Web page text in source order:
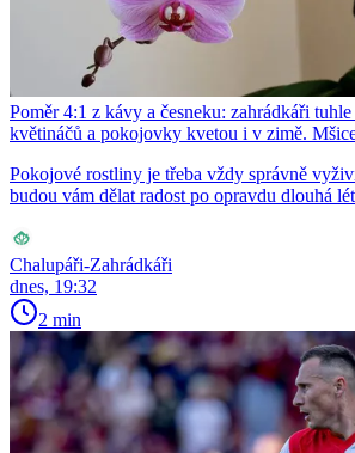
Poměr 4:1 z kávy a česneku: zahrádkáři
květináčů a pokojovky kvetou i v zimě.
Pokojové rostliny je třeba vždy správně
budou vám dělat radost po opravdu dlouhá
Chalupáři-Zahrádkáři
dnes, 19:32
2 min